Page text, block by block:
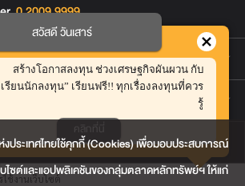
0 2009 9999
ลักทรัพย์ฯ
ช้งานเว็บไซต์
สวัสดี วันเสาร์
สร้างโอกาสลงทุน ช่วงเศรษฐกิจผันผวน กับ
รียนนักลงทุน” เรียนฟรี!! ทุกเรื่องลงทุนที่ควร
รู้
คลิกที่นี่
ระเทศไทยใช้คุกกี้ (Cookies) เพื่อมอบประสบการณ์
ไซต์และแอปพลิเคชันของกลุ่มตลาดหลักทรัพย์ฯ ให้แก่